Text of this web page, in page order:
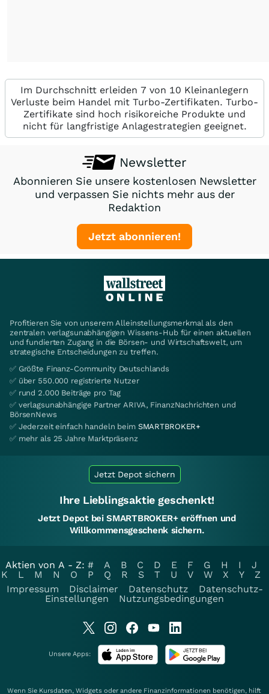
Im Durchschnitt erleiden 7 von 10 Kleinanlegern
Verluste beim Handel mit Turbo-Zertifikaten. Turbo-
Zertifikate sind hoch risikoreiche Produkte und
nicht für langfristige Anlagestrategien geeignet.
Newsletter
Abonnieren Sie unsere kostenlosen Newsletter
und verpassen Sie nichts mehr aus der
Redaktion
Jetzt abonnieren!
Profitieren Sie von unserem Alleinstellungsmerkmal als den
zentralen verlagsunabhängigen Wissens-Hub für einen aktuellen
und fundierten Zugang in die Börsen- und Wirtschaftswelt, um
strategische Entscheidungen zu treffen.
✅ Größte Finanz-Community Deutschlands
✅ über 550.000 registrierte Nutzer
✅ rund 2.000 Beiträge pro Tag
✅ verlagsunabhängige Partner ARIVA, FinanzNachrichten und
BörsenNews
✅ Jederzeit einfach handeln beim SMARTBROKER+
✅ mehr als 25 Jahre Marktpräsenz
Jetzt Depot sichern
Ihre Lieblingsaktie geschenkt!
Jetzt Depot bei SMARTBROKER+ eröffnen und
Willkommensgeschenk sichern.
Aktien von A - Z: # A B C D E F G H I
J
K
L M N O P Q R S T U V W X Y
Z
Impressum
Disclaimer Datenschutz
Datenschutz-
Einstellungen
Nutzungsbedingungen
Unsere Apps:
Wenn Sie Kursdaten, Widgets oder andere Finanzinformationen benötigen, hilft